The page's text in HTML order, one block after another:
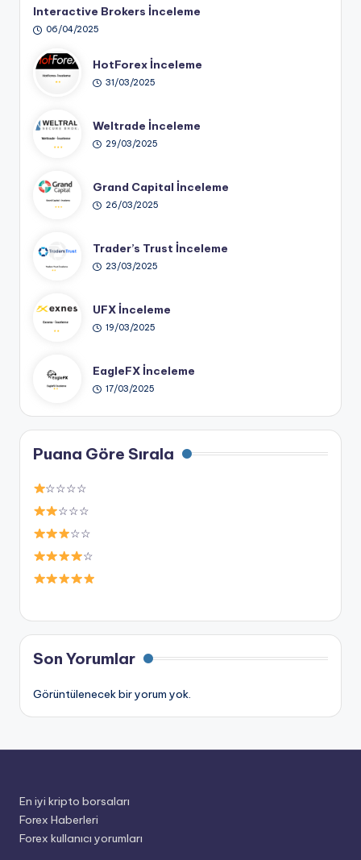
Interactive Brokers İnceleme
06/04/2025
HotForex İnceleme
31/03/2025
Weltrade İnceleme
29/03/2025
Grand Capital İnceleme
26/03/2025
Trader’s Trust İnceleme
23/03/2025
UFX İnceleme
19/03/2025
EagleFX İnceleme
17/03/2025
Puana Göre Sırala
☆☆☆☆
☆☆☆
☆☆
☆
Son Yorumlar
Görüntülenecek bir yorum yok.
En iyi kripto borsaları
Forex Haberleri
Forex kullanıcı yorumları